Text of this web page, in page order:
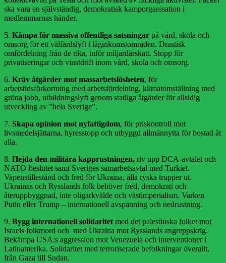
ska vara en självständig, demokratisk kamporganisation i
medlemmarnas händer.
5. Kämpa för massiva offentliga satsningar på vård, skola och
omsorg för ett välfärdslyft i låginkomstområden. Drastisk
omfördelning från de rika, inför miljardärskatt. Stopp för
privatiseringar och vinstdrift inom vård, skola och omsorg.
6. Kräv åtgärder mot massarbetslösheten, för
arbetstidsförkortning med arbetsfördelning, klimatomställning med
gröna jobb, utbildningslyft genom statliga åtgärder för allsidig
utveckling av ”hela Sverige”.
7. Skapa opinion mot nyfattigdom, för priskontroll mot
livsmedelsjättarna, hyresstopp och utbyggd allmännytta för bostad åt
alla.
8. Hejda den militära kapprustningen, riv upp DCA-avtalet och
NATO-beslutet samt Sveriges samarbetsavtal med Turkiet.
Vapenstillestånd och fred för Ukraina, alla ryska trupper ut.
Ukrainas och Rysslands folk behöver fred, demokrati och
återuppbyggnad, inte oligarkvälde och västimperialism. Varken
Putin eller Trump – internationell avspänning och nedrustning.
9. Bygg internationell solidaritet med det palestinska folket mot
Israels folkmord och med Ukraina mot Rysslands angreppskrig.
Bekämpa USA:s aggression mot Venezuela och interventioner i
Latinamerika. Solidaritet med terroriserade befolkningar överallt,
från Gaza till Sudan.